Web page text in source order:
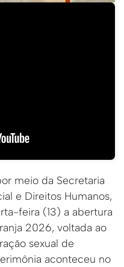
meio da Secretaria
e Direitos Humanos,
feira (13) a abertura
2026, voltada ao
sexual de
aconteceu no